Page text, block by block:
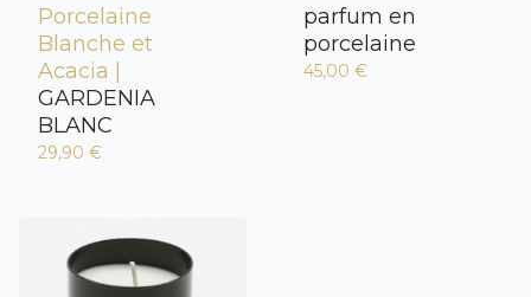
Porcelaine
Blanche et
Acacia |
GARDENIA
BLANC
29,90 €
parfum en
porcelaine
45,00 €